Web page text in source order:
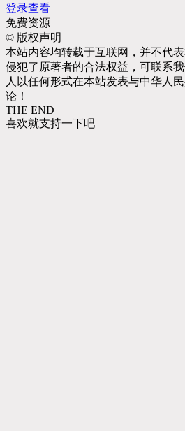
登录查看
免费资源
© 版权声明
本站内容均转载于互联网，并不代
侵犯了原著者的合法权益，可联系
人以任何形式在本站发表与中华人
论！
THE END
喜欢就支持一下吧